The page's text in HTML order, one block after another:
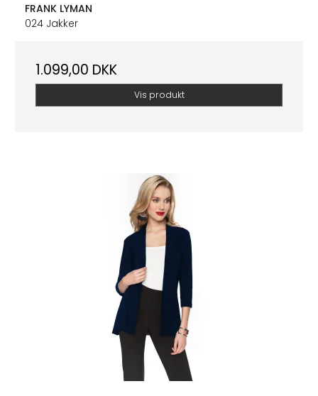
FRANK LYMAN
024 Jakker
1.099,00 DKK
Vis produkt